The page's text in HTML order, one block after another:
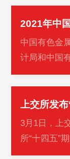
中国有色金
计局和中国
点企业调查
炭素工业主
3月1日，上
所“十四五”
简称《行动